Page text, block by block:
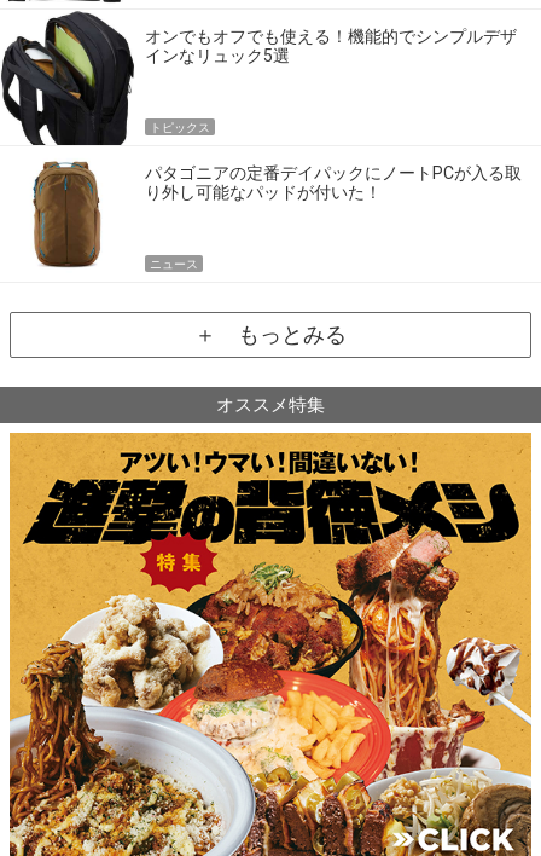
オンでもオフでも使える！機能的でシンプルデザ
インなリュック5選
トピックス
パタゴニアの定番デイパックにノートPCが入る取
り外し可能なパッドが付いた！
ニュース
＋ もっとみる
オススメ特集